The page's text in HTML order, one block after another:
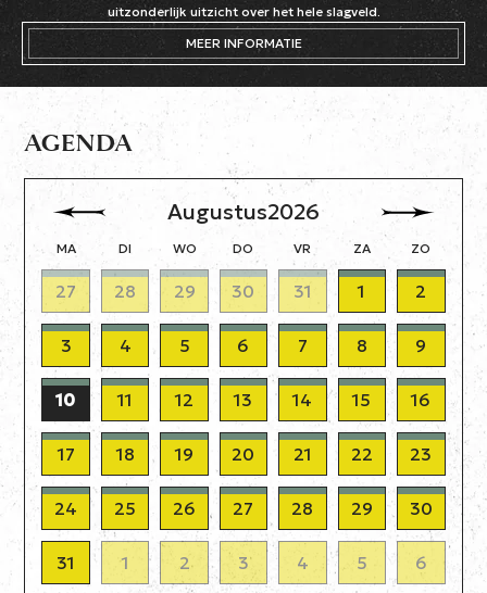
uitzonderlijk uitzicht over het hele slagveld.
MEER INFORMATIE
AGENDA
Augustus2026
MA DI WO DO VR ZA ZO
27 28 29 30 31 1 2
3 4 5 6 7 8 9
10 11 12 13 14 15 16
17 18 19 20 21 22 23
24 25 26 27 28 29 30
31 1 2 3 4 5 6